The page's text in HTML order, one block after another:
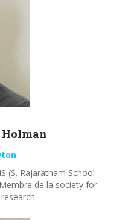
Holman
(S. Rajaratnam School
de la society for